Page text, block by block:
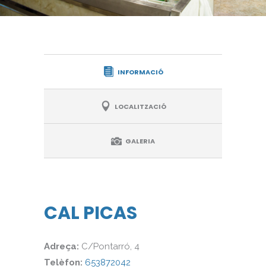
INFORMACIÓ
LOCALITZACIÓ
GALERIA
CAL PICAS
Adreça: C/Pontarró, 4
Telèfon: 653872042